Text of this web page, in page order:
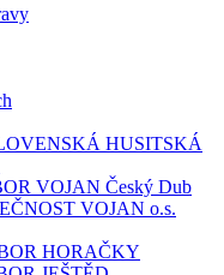
HUSITSKÁ
VOJAN Český Dub
VOJAN o.s.
HORAČKY